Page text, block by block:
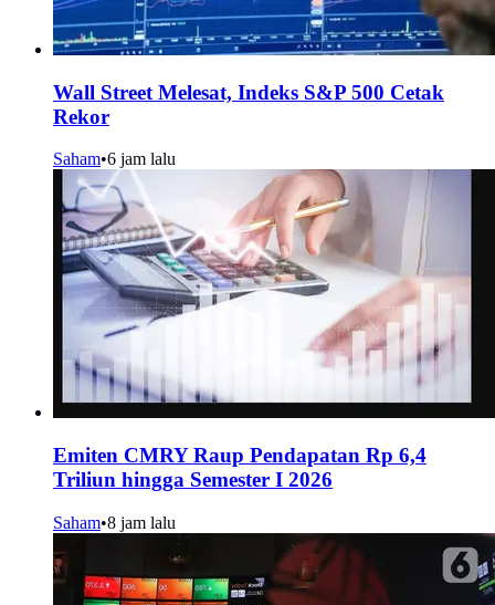
Wall Street Melesat, Indeks S&P 500 Cetak
Rekor
Saham•6 jam lalu
Emiten CMRY Raup Pendapatan Rp 6,4
Triliun hingga Semester I 2026
Saham•8 jam lalu